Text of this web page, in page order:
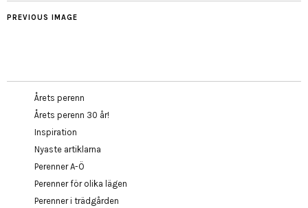
PREVIOUS IMAGE
Årets perenn
Årets perenn 30 år!
Inspiration
Nyaste artiklarna
Perenner A-Ö
Perenner för olika lägen
Perenner i trädgården